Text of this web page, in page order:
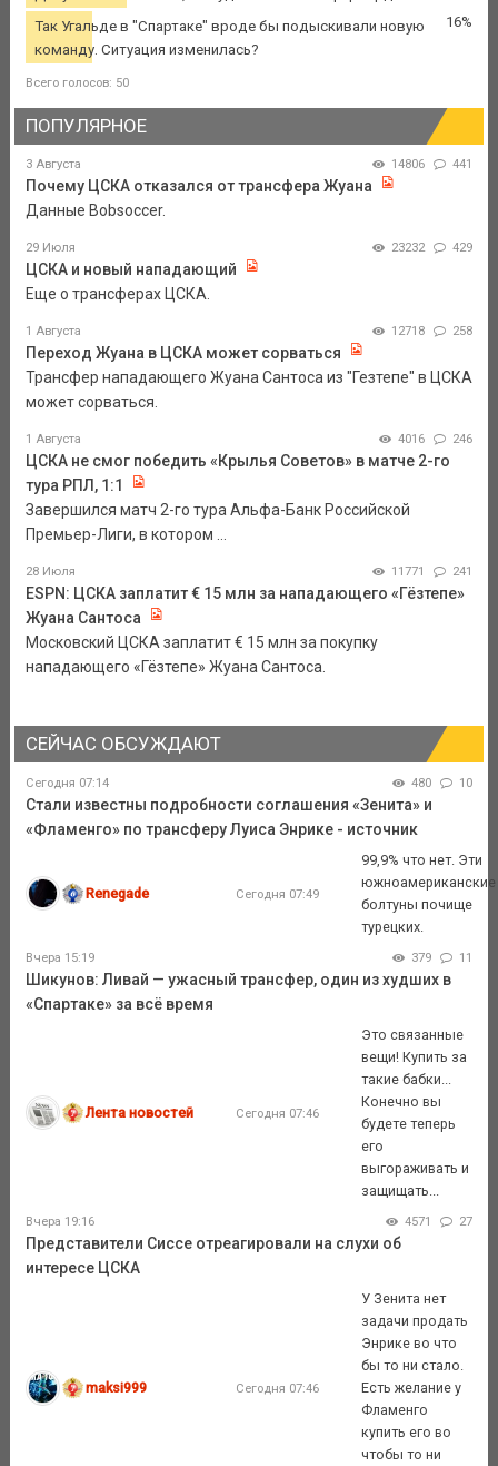
Так Угальде в "Спартаке" вроде бы подыскивали новую
команду. Ситуация изменилась?
16%
Всего голосов: 50
ПОПУЛЯРНОЕ
3 Августа 14806 441
Почему ЦСКА отказался от трансфера Жуана
Данные Bobsoccer.
29 Июля 23232 429
ЦСКА и новый нападающий
Еще о трансферах ЦСКА.
1 Августа 12718 258
Переход Жуана в ЦСКА может сорваться
Трансфер нападающего Жуана Сантоса из "Гезтепе" в ЦСКА
может сорваться.
1 Августа 4016 246
ЦСКА не смог победить «Крылья Советов» в матче 2-го
тура РПЛ, 1:1
Завершился матч 2-го тура Альфа-Банк Российской
Премьер-Лиги, в котором ...
28 Июля 11771 241
ESPN: ЦСКА заплатит € 15 млн за нападающего «Гёзтепе»
Жуана Сантоса
Московский ЦСКА заплатит € 15 млн за покупку
нападающего «Гёзтепе» Жуана Сантоса.
СЕЙЧАС ОБСУЖДАЮТ
Сегодня 07:14 480 10
Стали известны подробности соглашения «Зенита» и
«Фламенго» по трансферу Луиса Энрике - источник
Renegade Сегодня 07:49
99,9% что нет. Эти
южноамериканские
болтуны почище
турецких.
Вчера 15:19 379 11
Шикунов: Ливай — ужасный трансфер, один из худших в
«Спартаке» за всё время
Лента новостей Сегодня 07:46
Это связанные
вещи! Купить за
такие бабки...
Конечно вы
будете теперь
его
выгораживать и
защищать...
Вчера 19:16 4571 27
Представители Сиссе отреагировали на слухи об
интересе ЦСКА
maksi999 Сегодня 07:46
У Зенита нет
задачи продать
Энрике во что
бы то ни стало.
Есть желание у
Фламенго
купить его во
чтобы то ни